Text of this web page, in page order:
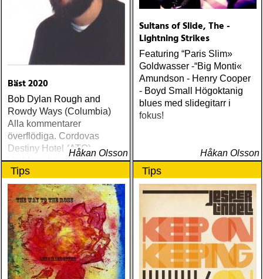
Bäst 2020
Bob Dylan Rough and
Rowdy Ways (Columbia)
Alla kommentarer
överflödiga. Cordovas
Destiny Hotel (ATO)
Världens bästa liveband
visar nu klassen även på
skiva
Håkan Olsson
Sultans of Slide, The -
Lightning Strikes
Featuring “Paris Slim»
Goldwasser -“Big Monti«
Amundson - Henry Cooper
- Boyd Small Högoktanig
blues med slidegitarr i
fokus!
Håkan Olsson
Tips Tips